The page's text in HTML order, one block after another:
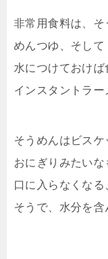
非常用食料は、
めんつゆ、そして
水につけておけ
インスタントラー
そうめんはビスケ
おにぎりみたい
口に入らなくな
そうで、水分を含